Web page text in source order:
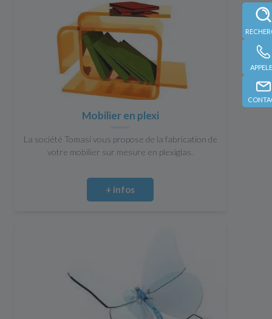
Mobilier en plexi
La société Tomasi vous propose de la fabrication de
votre mobilier sur mesure en plexiglas.
+ infos